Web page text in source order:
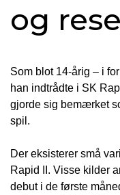
og
Som blot 14-årig – i
han indtrådte i SK
gjorde sig bemærket
spil.
Der eksisterer små
Rapid II. Visse kilder
debut i de første